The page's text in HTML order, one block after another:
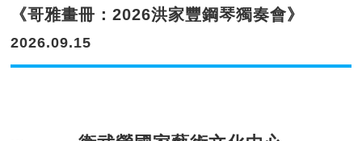
《哥雅畫冊：2026洪家豐鋼琴獨奏會》
2026.09.15